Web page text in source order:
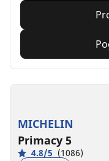
MICHELIN
Primacy 5
4.8/5 (1086)